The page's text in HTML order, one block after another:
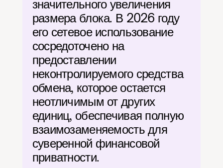
значительного увеличения
размера блока. В 2026 году
его сетевое использование
сосредоточено на
предоставлении
неконтролируемого средства
обмена, которое остается
неотличимым от других
единиц, обеспечивая полную
взаимозаменяемость для
суверенной финансовой
приватности.